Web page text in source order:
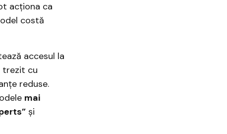
acționa ca
costă
accesul la
trezit cu
reduse.
mai
și